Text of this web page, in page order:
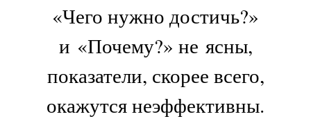
«Чего нужно достичь?»
и «Почему?» не ясны,
показатели, скорее всего,
окажутся неэффективны.